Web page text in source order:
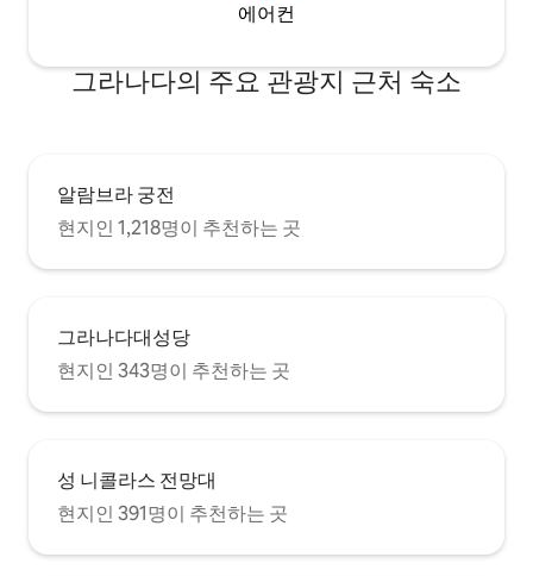
grandes ventanas, una de ella con
dos baños que componen el
apartamento lo encontraremos en suit
colchón de primera calidad. El segundo
dormitorio lo componen dos camas de
90 x 200 metros. Este espacio se
simpática ventana que hará que entre
cuenta con un armario donde
encontraremos la lavadora, tendedero,
planchero, etc. El salón está equipado
con un sofá cama de 140 x 200 metros,
de dejar el sofá ya montado como cama,
aunque si nuestro huésped prefiere
hacerlo él, no le supondrá ningún
esfuerzo por la facilidad que tiene el sofá
habitaciones
cama king size
cuarto de baño
apartamento por
el apartamento, a
tumbonas - un
에어컨
그라나다의 주요 관광지 근처 숙소
알람브라 궁전
현지인 1,218명이 추천하는 곳
그라나다대성당
현지인 343명이 추천하는 곳
성 니콜라스 전망대
현지인 391명이 추천하는 곳